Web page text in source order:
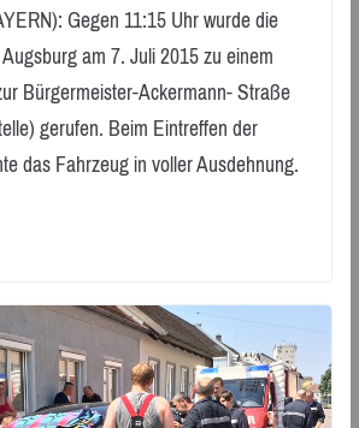
Gegen 11:15 Uhr wurde die
am 7. Juli 2015 zu einem
Bürgermeister-Ackermann- Straße
gerufen. Beim Eintreffen der
das Fahrzeug in voller Ausdehnung.